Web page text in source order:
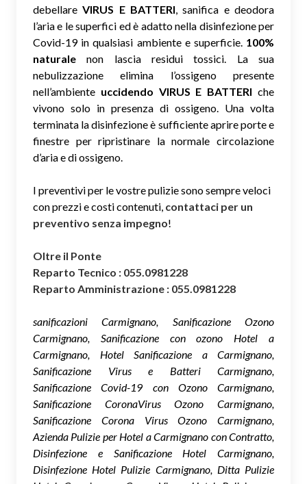
debellareVIRUS E BATTERI, sanifica e deodora
l’aria e le superfici ed è adatto nella disinfezione per
Covid-19 in qualsiasi ambiente e superficie. 100%
naturale non lascia residui tossici. La sua
nebulizzazione elimina l’ossigeno presente
nell’ambiente uccidendo VIRUS E BATTERI che
vivono solo in presenza di ossigeno. Una volta
terminata la disinfezione è sufficiente aprire porte e
finestre per ripristinare la normale circolazione
d’aria e di ossigeno.
I preventivi per le vostre pulizie sono sempre veloci
con prezzi e costi contenuti, contattaci per un
preventivo senza impegno!
Oltre il Ponte
Reparto Tecnico : 055.0981228
Reparto Amministrazione : 055.0981228
sanificazioni Carmignano, Sanificazione Ozono
Carmignano, Sanificazione con ozono Hotel a
Carmignano, Hotel Sanificazione a Carmignano,
Sanificazione Virus e Batteri Carmignano,
Sanificazione Covid-19 con Ozono Carmignano,
Sanificazione CoronaVirus Ozono Carmignano,
Sanificazione Corona Virus Ozono Carmignano,
Azienda Pulizie per Hotel a Carmignano con Contratto,
Disinfezione e Sanificazione Hotel Carmignano,
Disinfezione Hotel Pulizie Carmignano, Ditta Pulizie